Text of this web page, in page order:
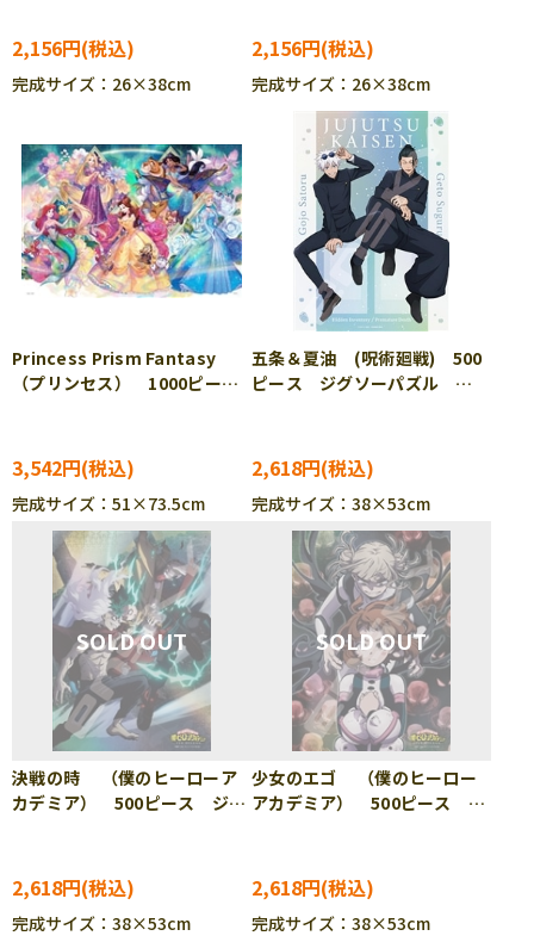
2,156円
完成サイズ：26×38cm
2,156円
完成サイズ：26×38cm
Princess Prism Fantasy
（プリンセス） 1000ピー
3,542円
完成サイズ：51×73.5cm
五条＆夏油 (呪術廻戦) 500
ピース ジグソーパズル
2,618円
完成サイズ：38×53cm
決戦の時 （僕のヒーローア
カデミア） 500ピース ジグ
2,618円
完成サイズ：38×53cm
少女のエゴ （僕のヒーロー
アカデミア） 500ピース ジ
2,618円
完成サイズ：38×53cm